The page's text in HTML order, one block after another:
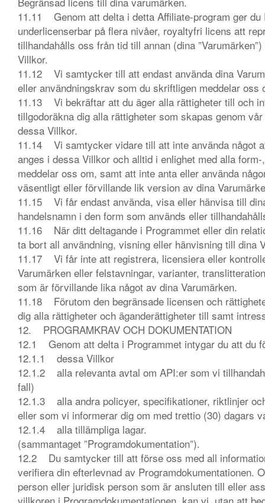
11.11 Genom att delta i detta Affiliate-program ger
underlicenserbar på flera nivåer, royaltyfri licens att
tillhandahålls oss från tid till annan (dina
Villkor.
11.12 Vi samtycker till att endast använda dina
eller användningskrav som du skriftligen meddelar oss
11.13 Vi bekräftar att du äger alla rättigheter till och
tillgodoräkna dig alla rättigheter som skapas genom
dessa Villkor.
11.14 Vi samtycker vidare till att inte använda något
anges i dessa Villkor och alltid i enlighet med alla
meddelar oss om, samt att inte anta eller använda
väsentligt eller förvillande lik version av dina
11.15 Vi får endast använda, visa eller hänvisa till
handelsnamn i den form som används eller
11.16 När ditt deltagande i Programmet eller din
ta bort all användning, visning eller hänvisning till dina
11.17 Vi får inte att registrera, licensiera eller
Varumärken eller felstavningar, varianter,
som är förvillande lika något av dina Varumärken.
11.18 Förutom den begränsade licensen och
dig alla rättigheter och äganderättigheter till samt
12. PROGRAMKRAV OCH DOKUMENTATION
12.1 Genom att delta i Programmet intygar du att du
12.1.1 dessa Villkor
12.1.2 alla relevanta avtal om API:er som vi
fall)
12.1.3 alla andra policyer, specifikationer, riktlinjer
eller som vi informerar dig om med trettio (30) dagars
12.1.4 alla tillämpliga lagar.
(sammantaget ”Programdokumentation”).
12.2 Du samtycker till att förse oss med all
verifiera din efterlevnad av Programdokumentationen.
person eller juridisk person som är ansluten till eller